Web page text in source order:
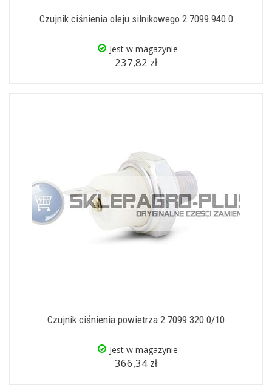
Czujnik ciśnienia oleju silnikowego 2.7099.940.0
Jest w magazynie
237,82 zł
Czujnik ciśnienia powietrza 2.7099.320.0/10
Jest w magazynie
366,34 zł